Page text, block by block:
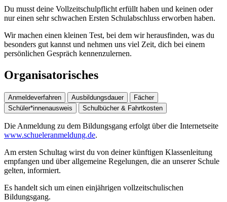
Du musst deine Vollzeitschulpflicht erfüllt haben und keinen oder
nur einen sehr schwachen Ersten Schulabschluss erworben haben.
Wir machen einen kleinen Test, bei dem wir herausfinden, was du
besonders gut kannst und nehmen uns viel Zeit, dich bei einem
persönlichen Gespräch kennenzulernen.
Organisatorisches
Anmeldeverfahren Ausbildungsdauer
Fächer
Schüler*innenausweis
Schulbücher & Fahrtkosten
Die Anmeldung zu dem Bildungsgang erfolgt über die Internetseite
www.schueleranmeldung.de.
Am ersten Schultag wirst du von deiner künftigen Klassenleitung
empfangen und über allgemeine Regelungen, die an unserer Schule
gelten, informiert.
Es handelt sich um einen einjährigen vollzeitschulischen
Bildungsgang.